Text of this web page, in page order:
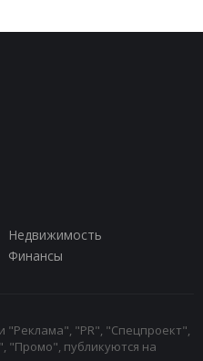
Недвижимость
Финансы
"PR", "Спецпроект",
"Промо", публикуются на